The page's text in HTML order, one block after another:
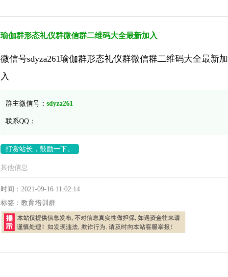
瑜伽群形态礼仪群微信群二维码大全最新加入
微信号sdyza261瑜伽群形态礼仪群微信群二维码大全最新加
入
群主微信号： sdyza261
联系QQ：
打赏站长，鼓励一下。
其他信息
时间： 2021-09-16 11:02:14
标签： 教育培训群